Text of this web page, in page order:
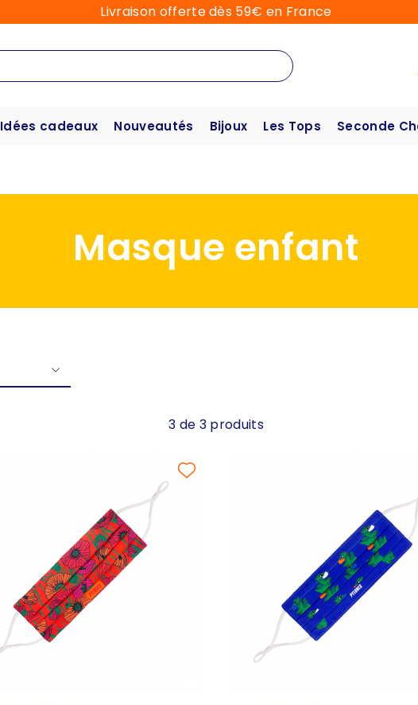
Livraison offerte dès 59€ en France
Idées cadeaux Nouveautés Bijoux Les Tops Seconde
Masque enfant
3 de 3 produits